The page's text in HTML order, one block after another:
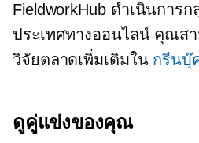
FieldworkHub ดำเนินการ
ประเทศทางออนไลน์ คุณส
วิจัยตลาดเพิ่มเติมใน กรีนบุ๊
ดูคู่แข่งของคุณ